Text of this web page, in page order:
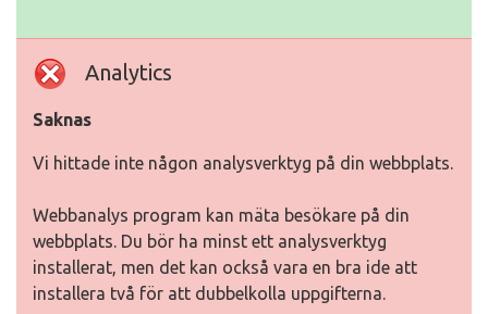
Analytics
Saknas
Vi hittade inte någon analysverktyg på din webbplats.
Webbanalys program kan mäta besökare på din
webbplats. Du bör ha minst ett analysverktyg
installerat, men det kan också vara en bra ide att
installera två för att dubbelkolla uppgifterna.